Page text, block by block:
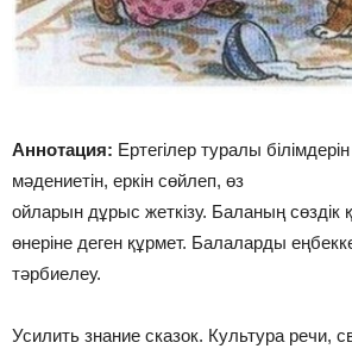
Аннотация: Ертегілер туралы
мәдениетін, еркін сөйлеп, өз
ойларын дұрыс жеткізу. Баланың сөздік
өнеріне деген құрмет. Балаларды
тәрбиелеу.
Усилить знание сказок. Культура речи,